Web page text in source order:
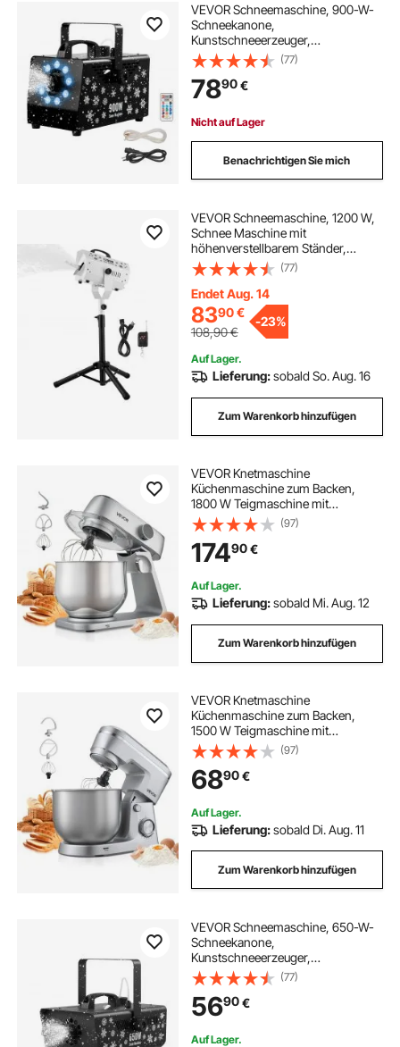
VEVOR Schneemaschine, 900-W-
Schneekanone,
Kunstschneeerzeuger,
Schneeflockenmaschine,
Kunstschneeflockenmaschine für
den Innen- & Außenbereich für
Feiertage, DJ-Partys,
Weihnachtsdekoration
(77)
7890€
Nicht auf Lager
Benachrichtigen Sie mich
VEVOR Schneemaschine, 1200 W,
Schnee Maschine mit
höhenverstellbarem Ständer,
Schneeflockenmaschine mit
kabelloser Fernbedienung,
Kunstschneeerzeuger für
Weihnachtsfeiern,
Hochzeitsbühneneffekte
(77)
Endet Aug. 14
8390€
108,90€
-23%
Auf Lager.
Lieferung:sobald So. Aug. 16
Zum Warenkorb hinzufügen
VEVOR Knetmaschine
Küchenmaschine zum Backen,
1800 W Teigmaschine mit
Edelstahlschüsseln (7,4 L) &
Knethaken & Rührbesen &
Schneebesen, 10-Gang einstellbare
kippbare Rührmaschine Standmixer
(97)
17490€
Auf Lager.
Lieferung:sobald Mi. Aug. 12
Zum Warenkorb hinzufügen
VEVOR Knetmaschine
Küchenmaschine zum Backen,
1500 W Teigmaschine mit
Edelstahlschüssel (5,7 L) &
Knethaken & Rührbesen &
Schneebesen, 10-Gang einstellbare
kippbare Rührmaschine Standmixer
(97)
6890€
Auf Lager.
Lieferung:sobald Di. Aug. 11
Zum Warenkorb hinzufügen
VEVOR Schneemaschine, 650-W-
Schneekanone,
Kunstschneeerzeuger,
Schneeflockenmaschine,
Kunstschneeflockenmaschine für
den Innen- & Außenbereich für
Feiertage, DJ-Partys,
Weihnachtsdekoration
(77)
5690€
Auf Lager.